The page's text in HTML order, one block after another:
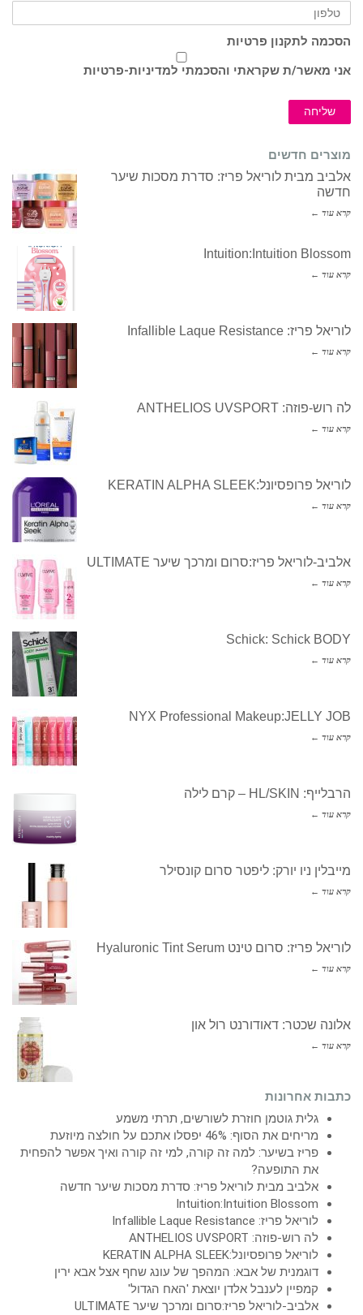
הסכמה לתקנון פרטיות
אני מאשר/ת שקראתי והסכמתי למדיניות-פרטיות
שליחה
מוצרים חדשים
אלביב מבית לוריאל פריז: סדרת מסכות שיער
חדשה
קרא עוד ←
Intuition:Intuition Blossom
קרא עוד ←
לוריאל פריז: Infallible Laque Resistance
קרא עוד ←
לה רוש-פוזה: ANTHELIOS UVSPORT
קרא עוד ←
לוריאל פרופסיונל:KERATIN ALPHA SLEEK
קרא עוד ←
אלביב-לוריאל פריז:סרום ומרכך שיער ULTIMATE
קרא עוד ←
Schick: Schick BODY
קרא עוד ←
NYX Professional Makeup:JELLY JOB
קרא עוד ←
הרבלייף: HL/SKIN – קרם לילה
קרא עוד ←
מייבלין ניו יורק: ליפטר סרום קונסילר
קרא עוד ←
לוריאל פריז: סרום טינט Hyaluronic Tint Serum
קרא עוד ←
אלונה שכטר: דאודורנט רול און
קרא עוד ←
כתבות אחרונות
גלית גוטמן חוזרת לשורשים, תרתי משמע
מריחים את הסוף: 46% יפסלו אתכם על חולצה מיוזעת
פריז בשיער: למה זה קורה, למי זה קורה ואיך אפשר להפחית
את התופעה?
אלביב מבית לוריאל פריז: סדרת מסכות שיער חדשה
Intuition:Intuition Blossom
לוריאל פריז: Infallible Laque Resistance
לה רוש-פוזה: ANTHELIOS UVSPORT
לוריאל פרופסיונל:KERATIN ALPHA SLEEK
דוגמנית של אבא: המהפך של עונג שחף אצל אבא ירין
קמפיין לענבל אלדן יוצאת 'האח הגדול'
אלביב-לוריאל פריז:סרום ומרכך שיער ULTIMATE